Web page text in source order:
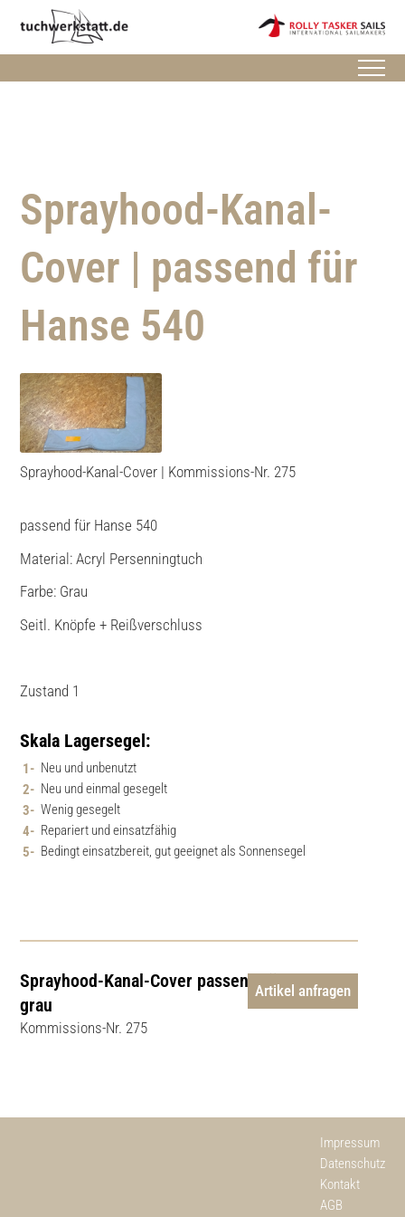
Sprayhood-Kanal-
Cover | passend für
Hanse 540
Sprayhood-Kanal-Cover | Kommissions-Nr. 275
passend für Hanse 540
Material: Acryl Persenningtuch
Farbe: Grau
Seitl. Knöpfe + Reißverschluss
Zustand 1
Skala Lagersegel:
Neu und unbenutzt
Neu und einmal gesegelt
Wenig gesegelt
Repariert und einsatzfähig
Bedingt einsatzbereit, gut geeignet als Sonnensegel
Sprayhood-Kanal-Cover passend für H 540,
grau
Kommissions-Nr. 275
Artikel anfragen
Impressum
Datenschutz
Kontakt
AGB